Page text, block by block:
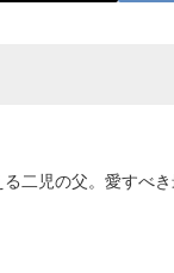
二児の父。愛すべ